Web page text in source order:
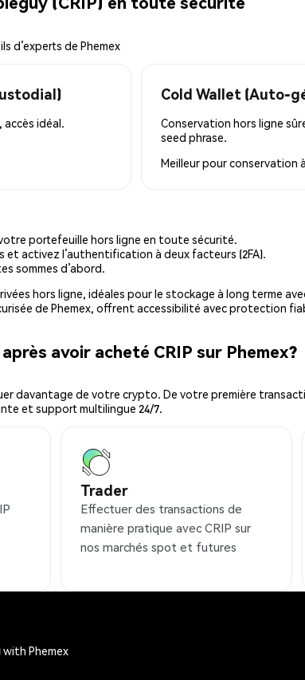
d’experts de Phemex
idéal.
Cold Wallet (Auto-
Conservation hors ligne
seed phrase.
Meilleur pourconservation
portefeuille hors ligne en toute sécurité.
et activez l’authentification à deux facteurs (2FA).
sommes d’abord.
hors ligne, idéales pour le stockage à long terme
de Phemex, offrent accessibilité avec protection
avoir acheté CRIP sur Phemex?
davantage de votre crypto. De votre première
et support multilingue 24/7.
Trader
Effectuer des transactions de
manière pratique avec CRIP sur
nos marchés spot et futures
with Phemex